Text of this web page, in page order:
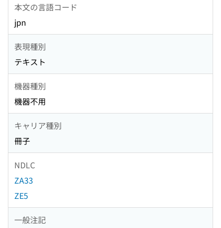
本文の言語コード
jpn
表現種別
テキスト
機器種別
機器不用
キャリア種別
冊子
NDLC
ZA33
ZE5
一般注記